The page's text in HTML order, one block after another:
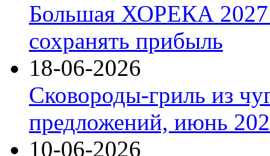
Большая ХОРЕКА 2027:
сохранять прибыль
18-06-2026
Сковороды-гриль из
предложений, июнь
10-06-2026